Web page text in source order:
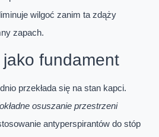
wilgoć zanim ta zdąży
zapach.
fundament
przekłada się na stan kapci.
osuszanie przestrzeni
antyperspirantów do stóp